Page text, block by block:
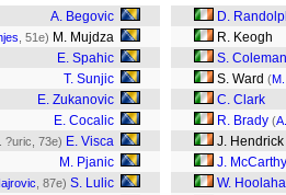
A. Begovic
, 51e) M. Mujdza
E. Spahic
T. Sunjic
E. Zukanovic
E. Cocalic
?uric, 73e) E. Visca
M. Pjanic
, 87e) S. Lulic
D.
R. Keogh
S. Coleman
S. Ward (
C. Clark
R. Brady (
J. Hendrick
J. McCarthy
W.